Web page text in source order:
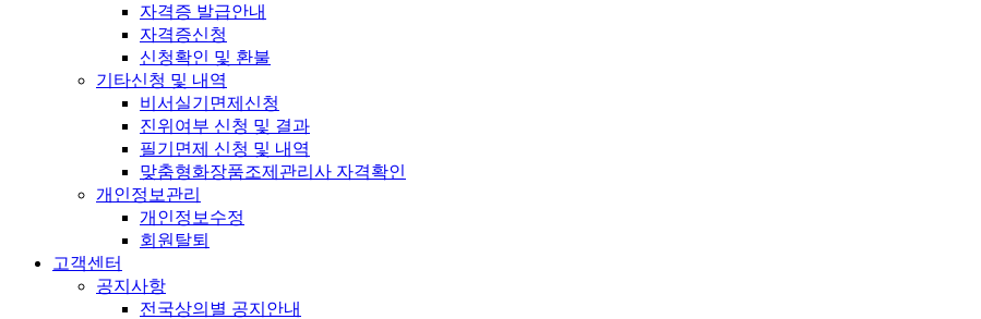
자격증 발급안내
자격증신청
신청확인 및 환불
기타신청 및 내역
비서실기면제신청
진위여부 신청 및 결과
필기면제 신청 및 내역
맞춤형화장품조제관리사 자격확인
개인정보관리
개인정보수정
회원탈퇴
고객센터
공지사항
전국상의별 공지안내